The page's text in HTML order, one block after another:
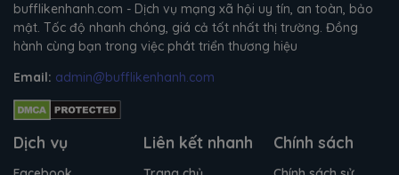
bufflikenhanh.com - Dịch vụ mạng xã hội uy tín, an toàn, bảo
mật. Tốc độ nhanh chóng, giá cả tốt nhất thị trường. Đồng
hành cùng bạn trong việc phát triển thương hiệu
Email: admin@bufflikenhanh.com
Dịch vụ Liên kết nhanh Chính sách